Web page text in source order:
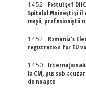
14:52
Fostul șef
Spitalul Moinești și îl
moșii, profesioniștii
14:52
Romania's
registration for EU
14:50
la CM, pus sub
de noapte